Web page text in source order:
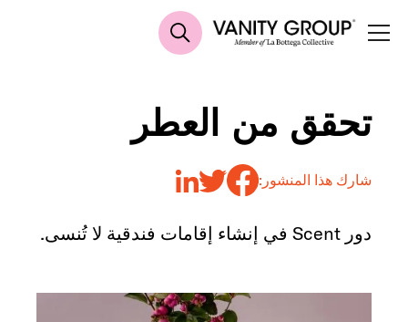
تحقق من العطر
شارك هذا المنشور:
دور Scent في إنشاء إقامات فندقية لا تُنسى.